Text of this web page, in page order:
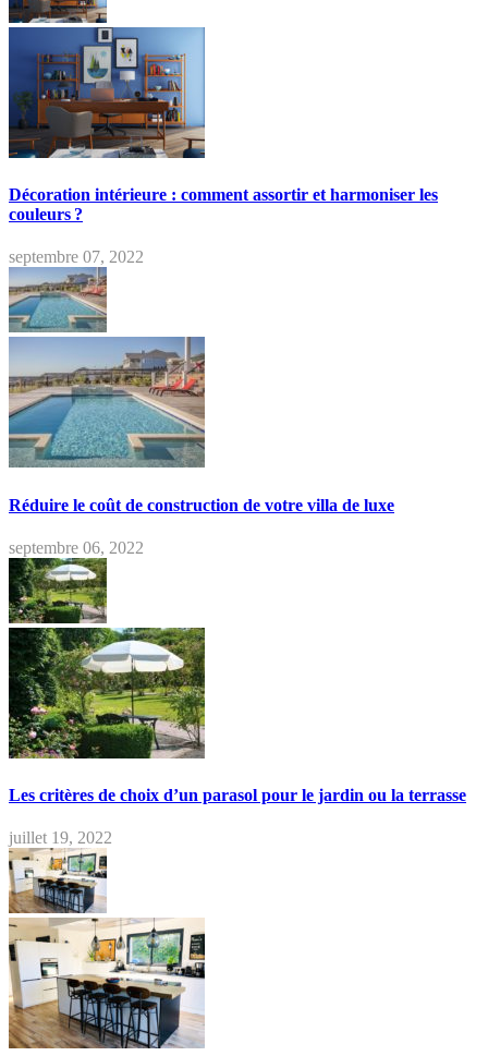
Décoration intérieure : comment assortir et harmoniser les
couleurs ?
septembre 07, 2022
Réduire le coût de construction de votre villa de luxe
septembre 06, 2022
Les critères de choix d’un parasol pour le jardin ou la terrasse
juillet 19, 2022